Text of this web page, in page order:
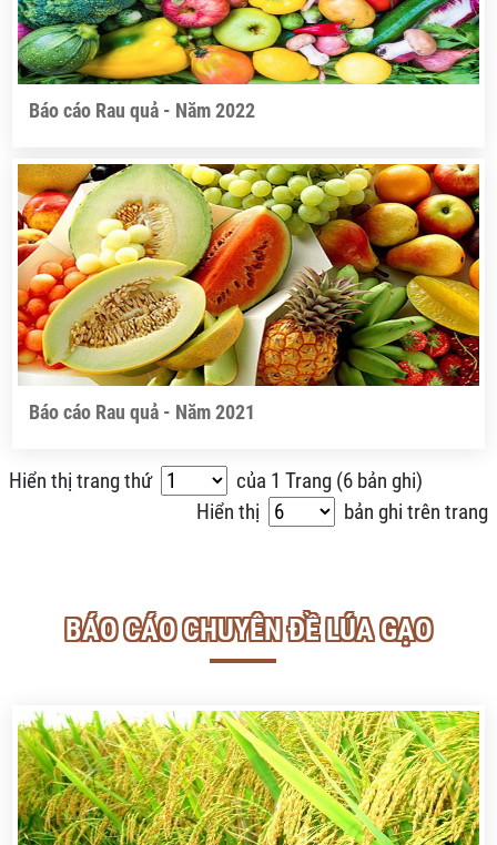
Báo cáo Rau quả - Năm 2022
Báo cáo Rau quả - Năm 2021
Hiển thị trang thứ của 1 Trang (6 bản ghi)
Hiển thị
bản ghi trên trang
BÁO CÁO CHUYÊN ĐỀ LÚA GẠO